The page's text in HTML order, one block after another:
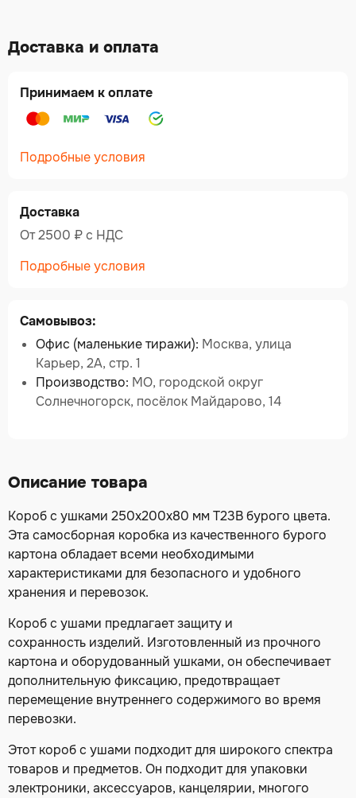
Доставка и оплата
Принимаем к оплате
Подробные условия
Доставка
От 2500 ₽ c НДС
Подробные условия
Самовывоз:
Офис (маленькие тиражи): Москва, улица
Карьер, 2А, стр. 1
Производство: МО, городской округ
Солнечногорск, посёлок Майдарово, 14
Описание товара
Короб с ушками 250х200х80 мм Т23В бурого цвета.
Эта самосборная коробка из качественного бурого
картона обладает всеми необходимыми
характеристиками для безопасного и удобного
хранения и перевозок.
Короб с ушами предлагает защиту и
сохранность изделий. Изготовленный из прочного
картона и оборудованный ушками, он обеспечивает
дополнительную фиксацию, предотвращает
перемещение внутреннего содержимого во время
перевозки.
Этот короб с ушами подходит для широкого спектра
товаров и предметов. Он подходит для упаковки
электроники, аксессуаров, канцелярии, многого